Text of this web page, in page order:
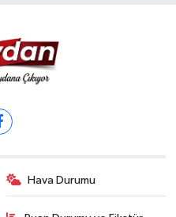
Hava Durumu